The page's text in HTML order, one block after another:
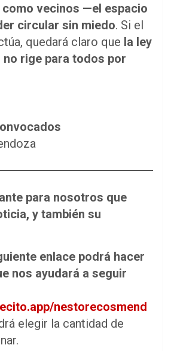
vecinos —el espacio
circular sin miedo. Si el
quedará claro que la ley
no rige para todos por
para nosotros que
y también su
enlace podrá hacer
nos ayudará a seguir
nestorecosmend
elegir la cantidad de